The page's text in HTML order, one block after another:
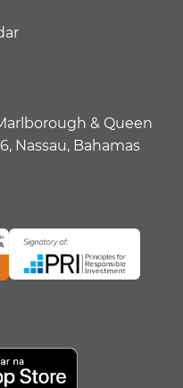
& Queen
Nassau, Bahamas